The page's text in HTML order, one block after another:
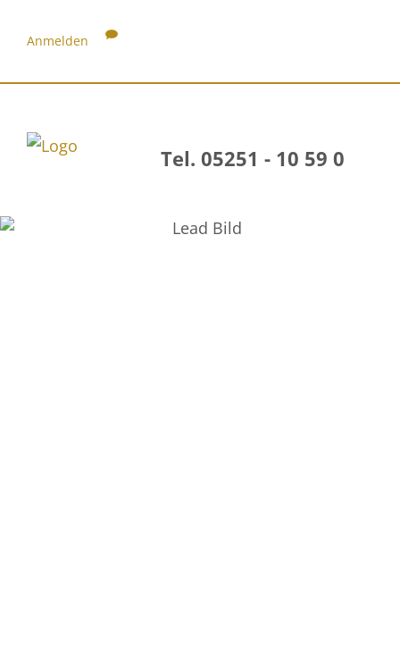
Anmelden
Tel. 05251 - 10 59 0